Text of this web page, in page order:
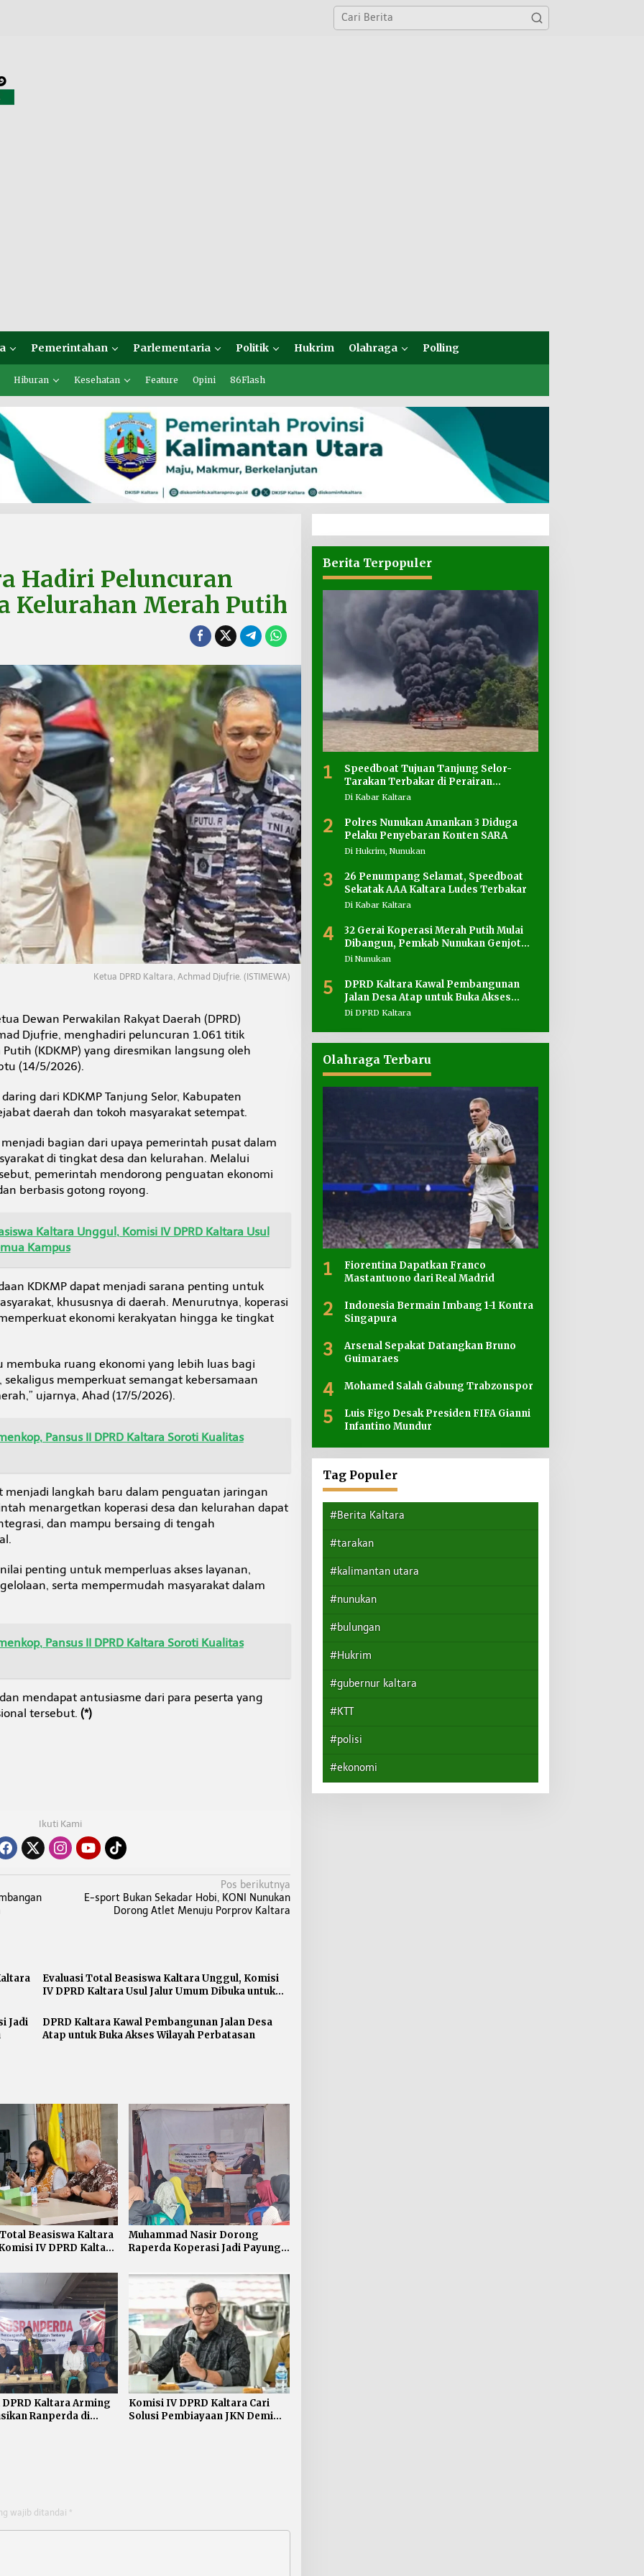
Pemerintahan Parlementaria Politik Hukrim Olahraga Polling
Hiburan Kesehatan Feature Opini 86Flash
Hadiri Peluncuran
Kelurahan Merah Putih
Ketua DPRD Kaltara, Achmad Djufrie. (ISTIMEWA)
Dewan Perwakilan Rakyat Daerah (DPRD)
Djufrie, menghadiri peluncuran 1.061 titik
(KDKMP) yang diresmikan langsung oleh
(14/5/2026).
dari KDKMP Tanjung Selor, Kabupaten
daerah dan tokoh masyarakat setempat.
bagian dari upaya pemerintah pusat dalam
di tingkat desa dan kelurahan. Melalui
pemerintah mendorong penguatan ekonomi
berbasis gotong royong.
Kaltara Unggul, Komisi IV DPRD Kaltara Usul
Kampus
KDKMP dapat menjadi sarana penting untuk
khususnya di daerah. Menurutnya, koperasi
ekonomi kerakyatan hingga ke tingkat
membuka ruang ekonomi yang lebih luas bagi
sekaligus memperkuat semangat kebersamaan
ujarnya, Ahad (17/5/2026).
Pansus II DPRD Kaltara Soroti Kualitas
menjadi langkah baru dalam penguatan jaringan
menargetkan koperasi desa dan kelurahan dapat
dan mampu bersaing di tengah
penting untuk memperluas akses layanan,
serta mempermudah masyarakat dalam
Pansus II DPRD Kaltara Soroti Kualitas
mendapat antusiasme dari para peserta yang
tersebut. (*)
Ikuti Kami
Pos berikutnya
E-sport Bukan Sekadar Hobi, KONI Nunukan
Dorong Atlet Menuju Porprov Kaltara
Evaluasi Total Beasiswa Kaltara Unggul, Komisi
IV DPRD Kaltara Usul Jalur Umum Dibuka untuk
Jadi
DPRD Kaltara Kawal Pembangunan Jalan Desa
Atap untuk Buka Akses Wilayah Perbatasan
Beasiswa Kaltara
IV DPRD Kaltara
Muhammad Nasir Dorong
Raperda Koperasi Jadi Payung
Kaltara
Kaltara Arming
Ranperda di
Komisi IV DPRD Kaltara Cari
Solusi Pembiayaan JKN Demi
wajib ditandai *
Berita Terpopuler
1
Speedboat Tujuan Tanjung Selor-
Tarakan Terbakar di Perairan
Salimbatu
Di Kabar Kaltara
2
Polres Nunukan Amankan 3 Diduga
Pelaku Penyebaran Konten SARA
Di Hukrim, Nunukan
3
26 Penumpang Selamat, Speedboat
Sekatak AAA Kaltara Ludes Terbakar
Di Kabar Kaltara
4
32 Gerai Koperasi Merah Putih Mulai
Dibangun, Pemkab Nunukan Genjot
Penyediaan Lahan
Di Nunukan
5
DPRD Kaltara Kawal Pembangunan
Jalan Desa Atap untuk Buka Akses
Wilayah Perbatasan
Di DPRD Kaltara
Olahraga Terbaru
1
Fiorentina Dapatkan Franco
Mastantuono dari Real Madrid
2
Indonesia Bermain Imbang 1-1 Kontra
Singapura
3
Arsenal Sepakat Datangkan Bruno
Guimaraes
4 Mohamed Salah Gabung Trabzonspor
5
Luis Figo Desak Presiden FIFA Gianni
Infantino Mundur
Tag Populer
#Berita Kaltara
#tarakan
#kalimantan utara
#nunukan
#bulungan
#Hukrim
#gubernur kaltara
#KTT
#polisi
#ekonomi